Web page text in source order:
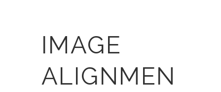
IMAGE
ALIGNMEN